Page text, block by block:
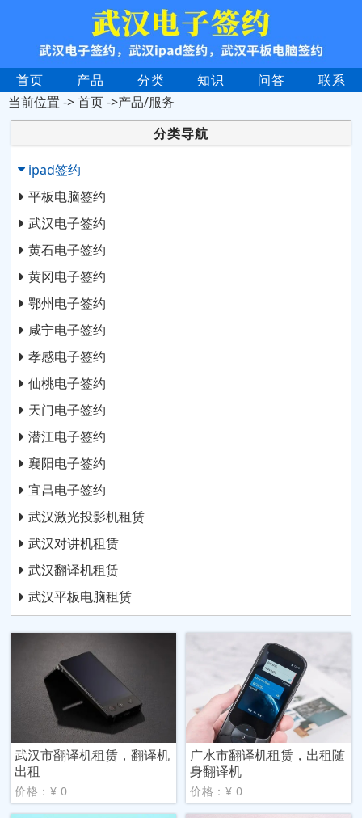
首页 产品 分类 知识 问答
联系
当前位置 ->首页->产品/服务
分类导航
ipad签约
平板电脑签约
武汉电子签约
黄石电子签约
黄冈电子签约
鄂州电子签约
咸宁电子签约
孝感电子签约
仙桃电子签约
天门电子签约
潜江电子签约
襄阳电子签约
宜昌电子签约
武汉激光投影机租赁
武汉对讲机租赁
武汉翻译机租赁
武汉平板电脑租赁
武汉市翻译机租赁，翻译机
出租
价格：¥ 0
广水市翻译机租赁，出租随
身翻译机
价格：¥ 0